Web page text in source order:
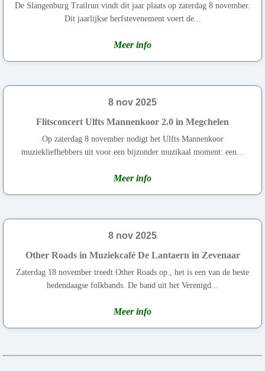
De Slangenburg Trailrun vindt dit jaar plaats op zaterdag 8 november.
Dit jaarlijkse herfst­evenement voert de...
Meer info
8 nov 2025
Flitsconcert Ulfts Mannenkoor 2.0 in Megchelen
Op zaterdag 8 november nodigt het Ulfts Mannenkoor
muziekliefhebbers uit voor een bijzonder muzikaal moment: een...
Meer info
8 nov 2025
Other Roads in Muziekcafé De Lantaern in Zevenaar
Zaterdag 18 november treedt Other Roads op., het is een van de beste
hedendaagse folkbands. De band uit het Verenigd...
Meer info